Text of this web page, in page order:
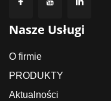
Nasze Usługi
O firmie
PRODUKTY
Aktualności